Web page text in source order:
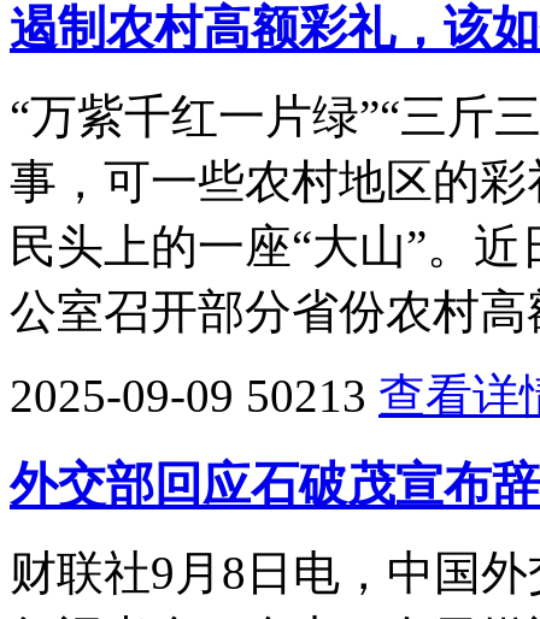
遏制农村高额彩礼，该
“万紫千红一片绿”“三
事，可一些农村地区的
民头上的一座“大山”。
公室召开部分省份农村
2025-09-09 50213 查看详
外交部回应石破茂宣布
财联社9月8日电，中国